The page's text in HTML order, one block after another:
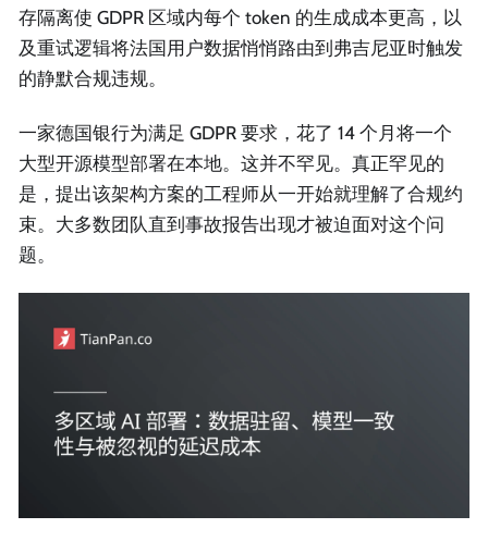
存隔离使 GDPR 区域内每个 token 的生成成本更高，以
及重试逻辑将法国用户数据悄悄路由到弗吉尼亚时触发
的静默合规违规。
一家德国银行为满足 GDPR 要求，花了 14 个月将一个
大型开源模型部署在本地。这并不罕见。真正罕见的
是，提出该架构方案的工程师从一开始就理解了合规约
束。大多数团队直到事故报告出现才被迫面对这个问
题。